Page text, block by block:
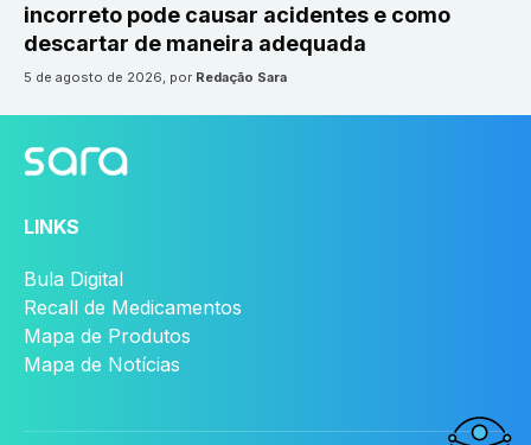
incorreto pode causar acidentes e como
descartar de maneira adequada
5 de agosto de 2026, por Redação Sara
LINKS
Bula Digital
Recall de Medicamentos
Mapa de Produtos
Mapa de Notícias